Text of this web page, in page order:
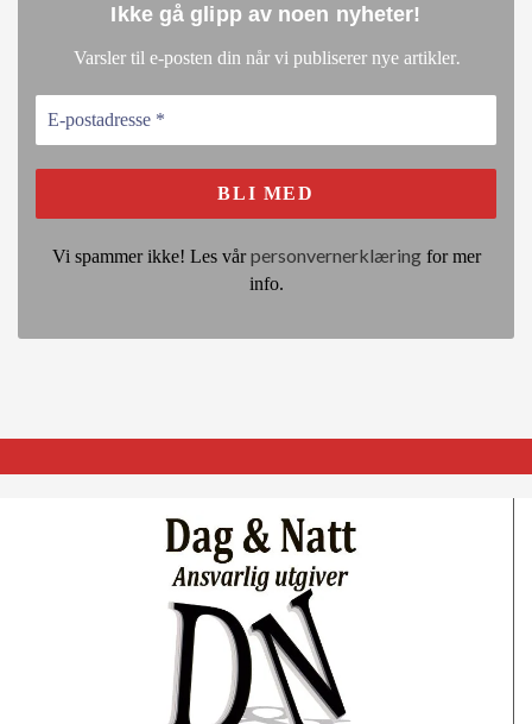
Ikke gå glipp av noen nyheter!
Varsler til e-posten din når vi publiserer nye artikler.
Vi spammer ikke! Les vårpersonvernerklæringfor mer
info.